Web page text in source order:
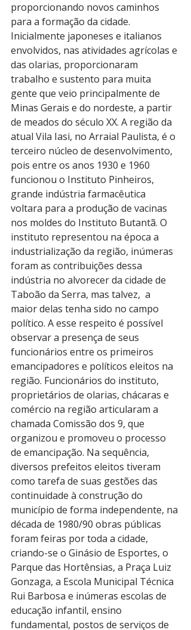
proporcionando novos caminhos
para a formação da cidade.
Inicialmente japoneses e italianos
envolvidos, nas atividades agrícolas e
das olarias, proporcionaram
trabalho e sustento para muita
gente que veio principalmente de
Minas Gerais e do nordeste, a partir
de meados do século XX. A região da
atual Vila Iasi, no Arraial Paulista, é o
terceiro núcleo de desenvolvimento,
pois entre os anos 1930 e 1960
funcionou o Instituto Pinheiros,
grande indústria farmacêutica
voltara para a produção de vacinas
nos moldes do Instituto Butantã. O
instituto representou na época a
industrialização da região, inúmeras
foram as contribuições dessa
indústria no alvorecer da cidade de
Taboão da Serra, mas talvez,  a
maior delas tenha sido no campo
político. A esse respeito é possível
observar a presença de seus
funcionários entre os primeiros
emancipadores e políticos eleitos na
região. Funcionários do instituto,
proprietários de olarias, chácaras e
comércio na região articularam a
chamada Comissão dos 9, que
organizou e promoveu o processo
de emancipação. Na sequência,
diversos prefeitos eleitos tiveram
como tarefa de suas gestões das
continuidade à construção do
município de forma independente, na
década de 1980/90 obras públicas
foram feiras por toda a cidade,
criando-se o Ginásio de Esportes, o
Parque das Hortênsias, a Praça Luiz
Gonzaga, a Escola Municipal Técnica
Rui Barbosa e inúmeras escolas de
educação infantil, ensino
fundamental, postos de serviços de